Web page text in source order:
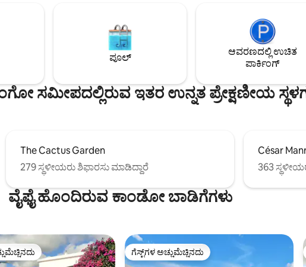
ಅಂಗಡಿಗಳಿಗೆ ಹತ್ತಿರದಲ್ಲಿದೆ.
ಇದು ಫ್ಲೆಮಿಂಗೊ ಕಡಲತೀರದಲ್ಲಿರುವ ಅಂಗಡಿಗಳು
ಮತ್ತು ರೆಸ್ಟೋರೆಂಟ್‌ಗಳಿಂದ ಕೇವಲ ಒಂದು ಸಣ್ಣ
ನಡಿಗೆಯಾಗಿದೆ. ಈ ಸ್ಥಳವು ಪ್ಲೇಯಾ ಬ್ಲಾಂಕಾದ ಹೆಚ್ಚಿನ
ಭಾಗಕ್ಕೆ ವಾಕಿಂಗ್ ದೂರದಲ್ಲಿದೆ. ಕಾರು ಅನಿವಾರ್ಯವಲ್ಲ.
ಪೂಲ್
ಆವರಣದಲ್ಲಿ ಉಚಿತ
ಪಾರ್ಕಿಂಗ್
ಸಮೀಪದಲ್ಲಿರುವ ಇತರ ಉನ್ನತ ಪ್ರೇಕ್ಷಣೀಯ
The Cactus Garden
279 ಸ್ಥಳೀಯರು ಶಿಫಾರಸು ಮಾಡಿದ್ದಾರೆ
César
363
ವೈಫೈ ಹೊಂದಿರುವ ಕಾಂಡೋ ಬಾಡಿಗೆಗಳು
ಅಚ್ಚುಮೆಚ್ಚಿನದು ಗೆಸ್ಟ್‌ಗಳ ಅಚ್ಚುಮೆಚ್ಚಿನದು
ಗೆಸ್ಟ್‌ಗಳ ಅಚ್ಚುಮೆಚ್ಚಿನದು